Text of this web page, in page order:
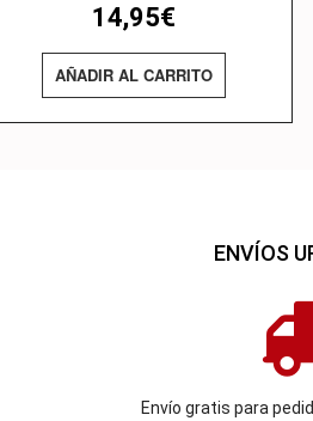
14,95€
AÑADIR AL CARRITO
ENVÍOS
Envío gratis para